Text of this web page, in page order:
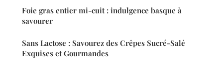
Foie gras entier mi-cuit : indulgence basque à
savourer
Sans Lactose : Savourez des Crêpes Sucré-Salé
Exquises et Gourmandes